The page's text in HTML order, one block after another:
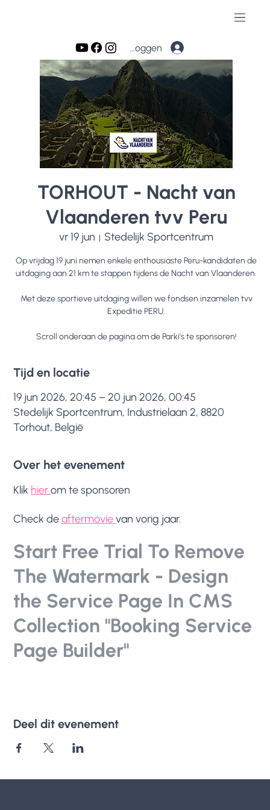
Inloggen
TORHOUT - Nacht van
Vlaanderen tvv Peru
vr 19 jun
  |
Stedelijk Sportcentrum
Op vrijdag 19 juni nemen enkele enthousiaste Peru-kandidaten de
uitdaging aan 21 km te stappen tijdens de Nacht van Vlaanderen.
Met deze sportieve uitdaging willen we fondsen inzamelen tvv
Expeditie PERU.
Scroll onderaan de pagina om de Parki's te sponsoren!
Tijd en locatie
19 jun 2026, 20:45 – 20 jun 2026, 00:45
Stedelijk Sportcentrum, Industrielaan 2, 8820
Torhout, België
Over het evenement
Klik hier om te sponsoren
Check de aftermovie van vorig jaar.
Start Free Trial To Remove
The Watermark - Design
the Service Page In CMS
Collection "Booking Service
Page Builder"
Deel dit evenement